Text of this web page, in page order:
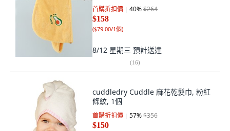
首購折扣價 40%$264
$158
($79.00/1個)
8/12 星期三 預計送達
(16)
cuddledry Cuddle 麻花乾髮巾, 粉紅
條紋, 1個
首購折扣價 57%$356
$150